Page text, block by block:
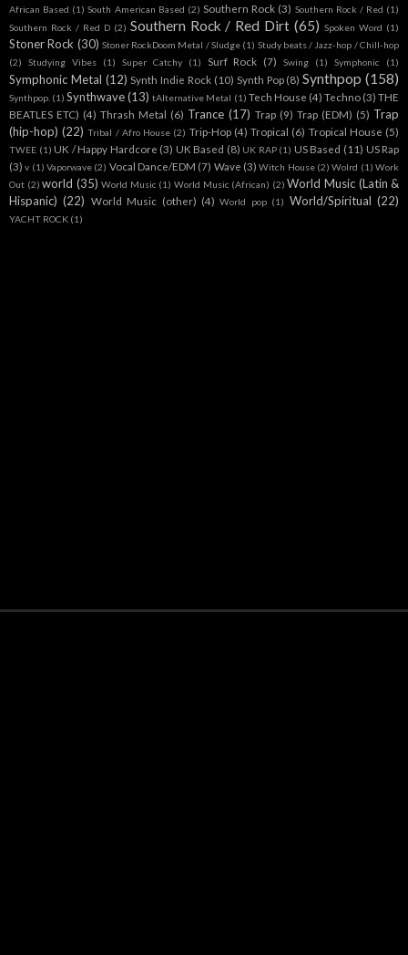
African Based (1) South American Based (2) Southern Rock (3) Southern Rock / Red (1)
Southern Rock / Red D (2) Southern Rock / Red Dirt (65) Spoken Word (1)
Stoner Rock (30) Stoner RockDoom Metal / Sludge (1) Study beats / Jazz-hop / Chill-hop
(2)
Studying Vibes (1) Super Catchy (1) Surf Rock (7) Swing (1) Symphonic (1)
Symphonic Metal (12) Synth Indie Rock (10) Synth Pop (8) Synthpop (158)
Synthpop. (1) Synthwave (13) tAlternative Metal (1) Tech House (4) Techno (3) THE
BEATLES ETC) (4) Thrash Metal (6) Trance (17) Trap (9) Trap (EDM) (5) Trap
(hip-hop) (22) Tribal / Afro House (2) Trip-Hop (4) Tropical (6) Tropical House (5)
TWEE (1) UK / Happy Hardcore (3) UK Based (8) UK RAP (1) US Based (11) US Rap
(3) v (1) Vaporwave (2) Vocal Dance/EDM (7) Wave (3) Witch House (2) Wolrd (1) Work
Out (2) world (35) World Music (1) World Music (African) (2) World Music (Latin &
Hispanic) (22) World Music (other) (4) World pop (1) World/Spiritual (22)
YACHT ROCK (1)